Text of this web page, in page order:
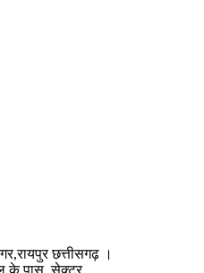
छत्तीसगढ़ ।
के पास, सेक्टर